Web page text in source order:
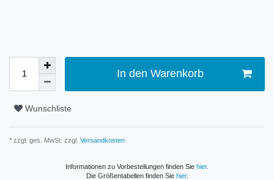
In den Warenkorb
Wunschliste
* zzgl. ges. MwSt. zzgl. Versandkosten
Informationen zu Vorbestellungen finden Sie hier.
Die Größentabellen finden Sie hier.